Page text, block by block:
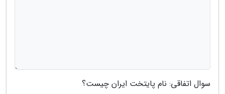
سوال اتفاقی: نام پایتخت ایران چیست؟